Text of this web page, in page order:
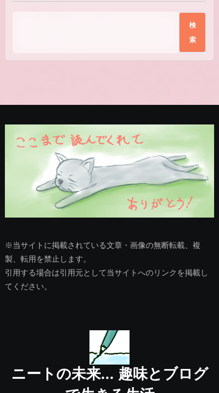
検
索
※当サイトに掲載されている文章・画像の無断転載、複
製、転用を禁止します。
引用する場合は引用元として当サイトへのリンクを掲載し
てください。
ニートの未来… 趣味とブログ